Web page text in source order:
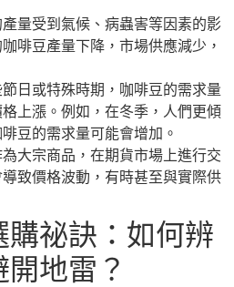
產量受到氣候、病蟲害等因素的影
啡豆產量下降，市場供應減少，
日或特殊時期，咖啡豆的需求量
上漲。例如，在冬季，人們更傾
豆的需求量可能會增加。
為大宗商品，在期貨市場上進行交
致價格波動，有時甚至與實際供
購祕訣：如何辨
地雷？